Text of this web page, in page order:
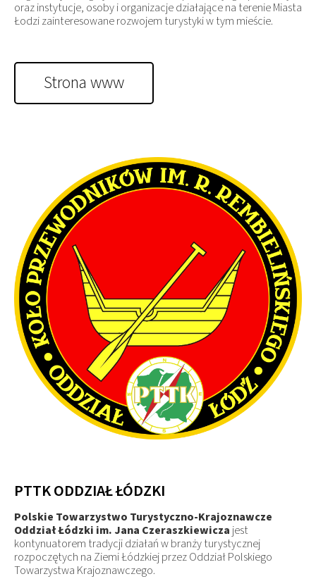
oraz instytucje, osoby i organizacje działające na terenie Miasta
Łodzi zainteresowane rozwojem turystyki w tym mieście.
Strona www
PTTK ODDZIAŁ ŁÓDZKI
Polskie Towarzystwo Turystyczno-Krajoznawcze
Oddział Łódzki im. Jana Czeraszkiewicza jest
kontynuatorem tradycji działań w branży turystycznej
rozpoczętych na Ziemi Łódzkiej przez Oddział Polskiego
Towarzystwa Krajoznawczego.